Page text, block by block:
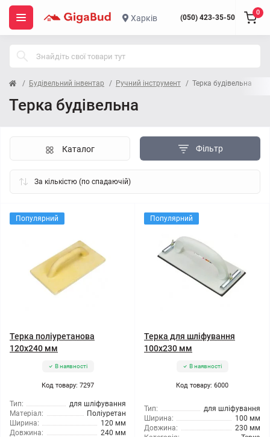
Харків (050) 423-35-50
0
Будівельний інвентар Ручний інструмент Терка будівельна
Терка будівельна
Фільтр
Каталог
Популярний
Терка поліуретанова
120x240 мм
В наявності
Код товару: 7297
Тип:
для шліфування
Матеріал:
Поліуретан
Ширина:
120 мм
Довжина:
240 мм
Популярний
Терка для шліфування
100x230 мм
В наявності
Код товару: 6000
Тип:
для шліфування
Ширина:
100 мм
Довжина:
230 мм